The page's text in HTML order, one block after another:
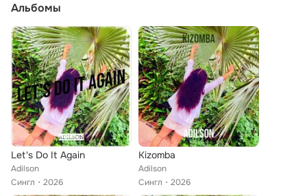
Альбомы
Let's Do It Again
Adilson
Сингл
2026
Kizomba
Adilson
Сингл
2026